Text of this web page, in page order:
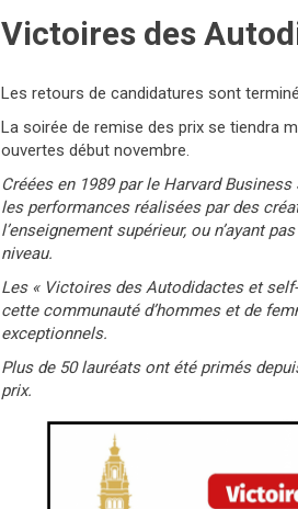
Victoires des
Les retours de candidatures sont
La soirée de remise des prix se tiendra
ouvertes début novembre.
Créées en 1989 par le Harvard
les performances réalisées par des
l’enseignement supérieur, ou n’ayant
niveau.
Les « Victoires des Autodidactes et
cette communauté d’hommes et de
exceptionnels.
Plus de 50 lauréats ont été primés
prix.